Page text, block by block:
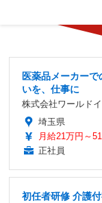
医薬品メーカー
いを、仕事に
株式会社ワールド
埼玉県
月給21万円～
正社員
初任者研修 介護